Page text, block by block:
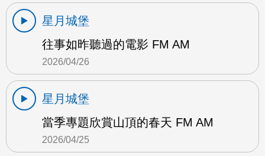
星月城堡
往事如昨聽過的電影 FM AM
2026/04/26
星月城堡
當季專題欣賞山頂的春天 FM AM
2026/04/25